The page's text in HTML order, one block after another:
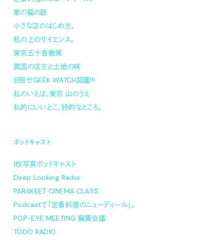
家の猫の話
小さな店のはじめ方。
机の上のサイエンス。
東京五十音散策
異国の店主と土地の味
目指せGEEK WATCH図鑑!!!
私のいえは、東京 山のうえ
私的にいいとこ、詩的なところ。
ポッドキャスト
1枚写真ポッドキャスト
Deep Looking Radio
PARAKEET CINEMA CLASS
Podcastで「定番料理のニューディール」。
POP-EYE MEETING 編集会議
TODO RADIO